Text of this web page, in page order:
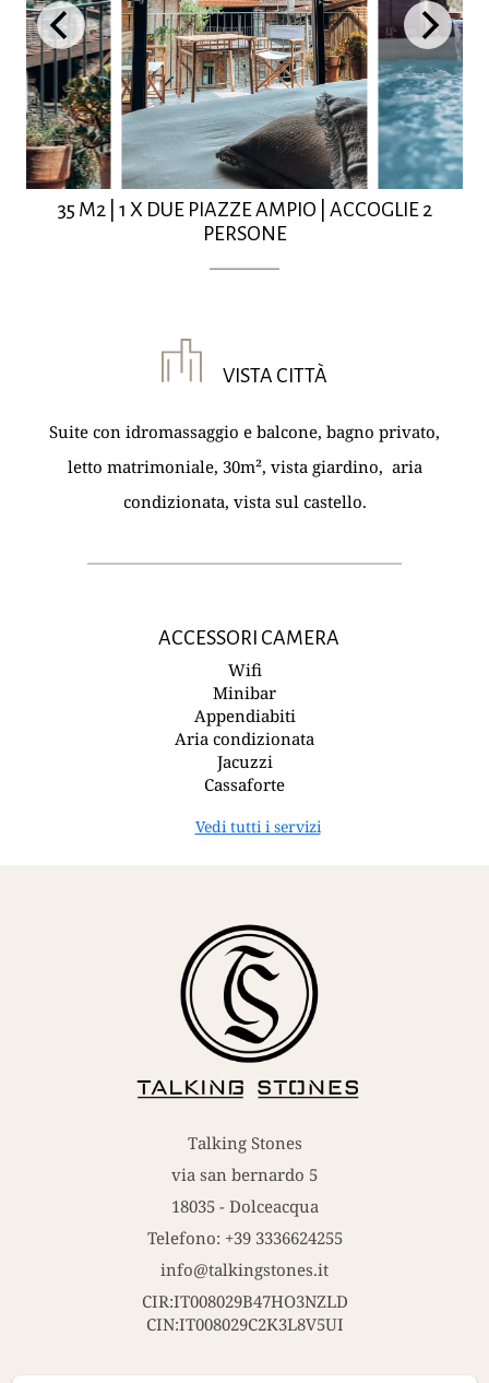
35 M2 1 X DUE PIAZZE AMPIO
ACCOGLIE 2
PERSONE
VISTA CITTÀ
Suite con idromassaggio e balcone, bagno privato,
letto matrimoniale, 30m², vista giardino, aria
condizionata, vista sul castello.
ACCESSORI CAMERA
Wifi
Minibar
Appendiabiti
Aria condizionata
Jacuzzi
Cassaforte
Vedi tutti i servizi
Talking Stones
via san bernardo 5
18035 - Dolceacqua
Telefono: +39 3336624255
info@talkingstones.it
CIR:IT008029B47HO3NZLD
CIN:IT008029C2K3L8V5UI